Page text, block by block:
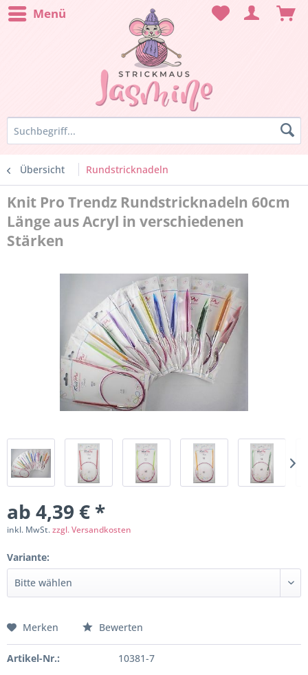
Menü
Übersicht Rundstricknadeln
Knit Pro Trendz Rundstricknadeln 60cm
Länge aus Acryl in verschiedenen
Stärken
ab 4,39 € *
inkl. MwSt.zzgl. Versandkosten
Variante:
Merken Bewerten
Artikel-Nr.: 10381-7